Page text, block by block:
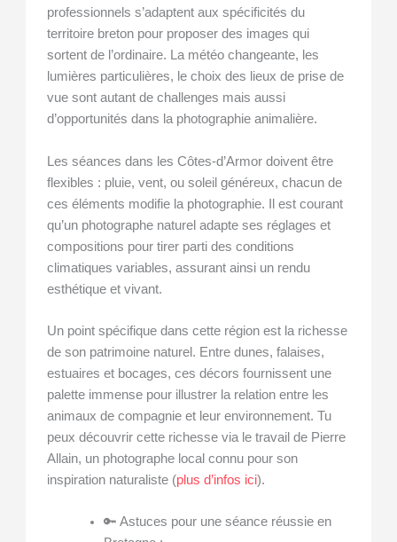
professionnels s’adaptent aux spécificités du
territoire breton pour proposer des images qui
sortent de l’ordinaire. La météo changeante, les
lumières particulières, le choix des lieux de prise de
vue sont autant de challenges mais aussi
d’opportunités dans la photographie animalière.
Les séances dans les Côtes-d’Armor doivent être
flexibles : pluie, vent, ou soleil généreux, chacun de
ces éléments modifie la photographie. Il est courant
qu’un photographe naturel adapte ses réglages et
compositions pour tirer parti des conditions
climatiques variables, assurant ainsi un rendu
esthétique et vivant.
Un point spécifique dans cette région est la richesse
de son patrimoine naturel. Entre dunes, falaises,
estuaires et bocages, ces décors fournissent une
palette immense pour illustrer la relation entre les
animaux de compagnie et leur environnement. Tu
peux découvrir cette richesse via le travail de Pierre
Allain, un photographe local connu pour son
inspiration naturaliste (plus d’infos ici).
🔑 Astuces pour une séance réussie en